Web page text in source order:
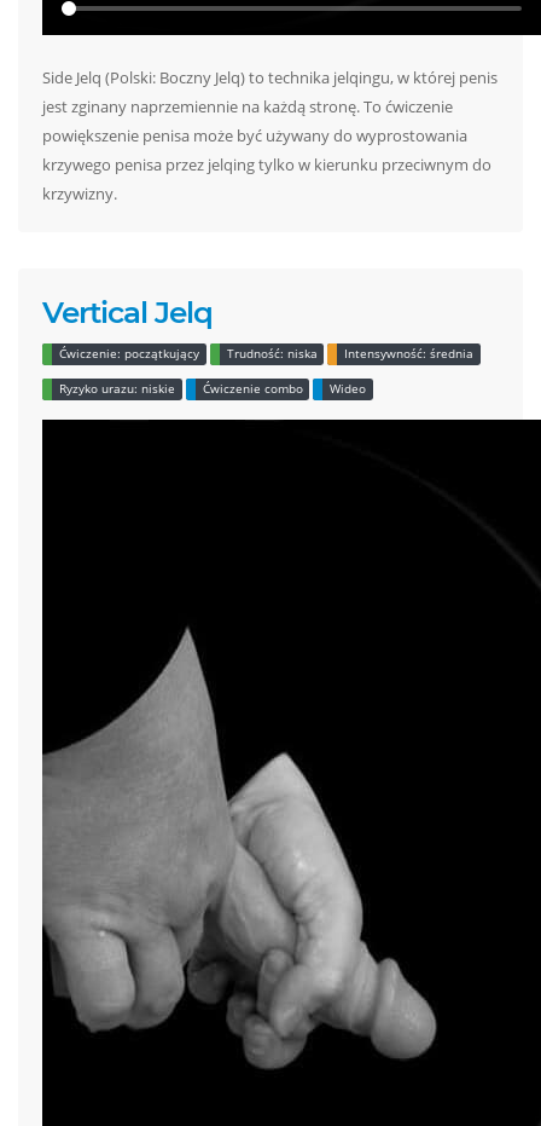
Side Jelq (Polski: Boczny Jelq) to technika jelqingu, w której penis
jest zginany naprzemiennie na każdą stronę. To ćwiczenie
powiększenie penisa może być używany do wyprostowania
krzywego penisa przez jelqing tylko w kierunku przeciwnym do
krzywizny.
Vertical Jelq
Ćwiczenie: początkujący Trudność: niska Intensywność: średnia
Ryzyko urazu: niskie Ćwiczenie combo Wideo